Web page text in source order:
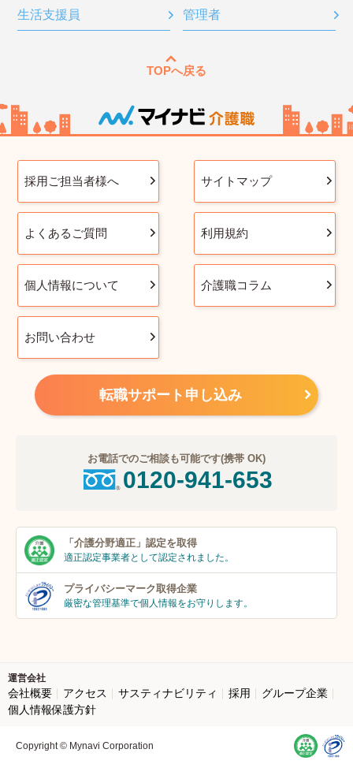
生活支援員 管理者
TOPへ戻る
採用ご担当者様へ サイトマップ
よくあるご質問 利用規約
個人情報について 介護職コラム
お問い合わせ
転職サポート申し込み
お電話でのご相談も可能です(携帯 OK)
0120-941-653
「介護分野適正」 認定を取得
適正認定事業者として認定されました。
プライバシーマーク取得企業
厳密な管理基準で個人情報をお守りします。
運営会社
会社概要 アクセス サスティナビリティ 採用
グループ企業
個人情報保護方針
Copyright © Mynavi Corporation